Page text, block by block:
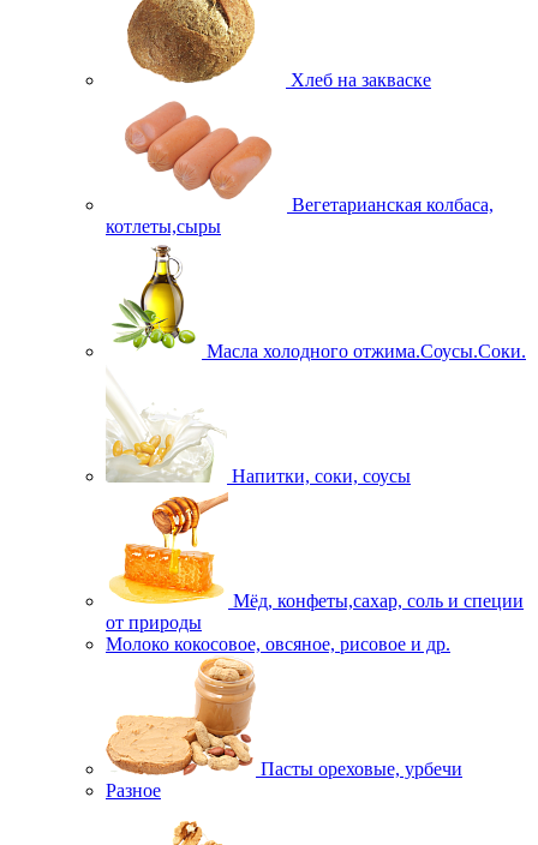
Хлеб на закваске
Вегетарианская колбаса,
котлеты,сыры
Масла холодного отжима.Соусы.Соки.
Напитки, соки, соусы
Мёд, конфеты,сахар, соль и специи
от природы
Молоко кокосовое, овсяное, рисовое и др.
Пасты ореховые, урбечи
Разное